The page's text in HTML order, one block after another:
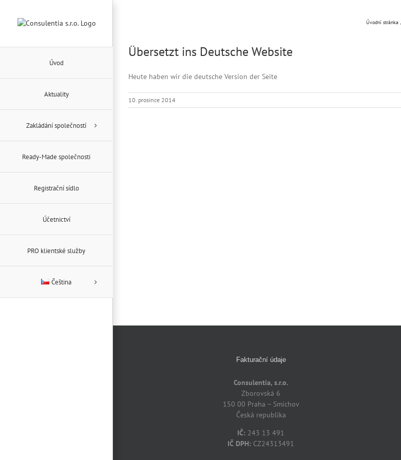
obsah
Úvod
Aktuality
Zakládání společností
Ready-Made společnosti
Registrační sídlo
Účetnictví
PRO klientské služby
Čeština
Úvodní stránka
Übersetzt ins Deutsche Website
Heute haben wir die deutsche Version der Seite
10. prosince 2014
Fakturační údaje
Consulentia, s.r.o.
Zborovská 6
150 00 Praha – Smíchov
Česká republika
IČ: 243 13 491
IČ DPH: CZ24313491